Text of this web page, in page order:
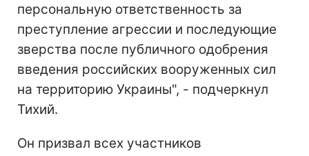
персональную ответственность за
преступление агрессии и последующие
зверства после публичного одобрения
введения российских вооруженных сил
на территорию Украины", - подчеркнул
Тихий.
Он призвал всех участников